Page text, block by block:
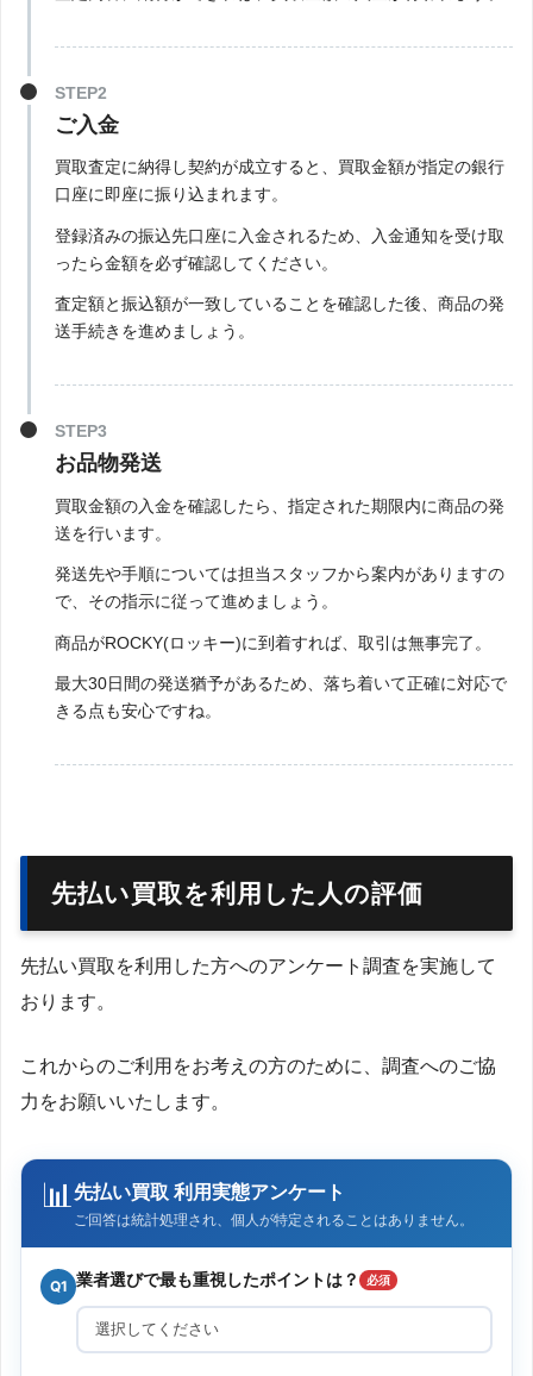
STEP2
ご入金
買取査定に納得し契約が成立すると、買取金額が指定の銀行
口座に即座に振り込まれます。
登録済みの振込先口座に入金されるため、入金通知を受け取
ったら金額を必ず確認してください。
査定額と振込額が一致していることを確認した後、商品の発
送手続きを進めましょう。
STEP3
お品物発送
買取金額の入金を確認したら、指定された期限内に商品の発
送を行います。
発送先や手順については担当スタッフから案内がありますの
で、その指示に従って進めましょう。
商品がROCKY(ロッキー)に到着すれば、取引は無事完了。
最大30日間の発送猶予があるため、落ち着いて正確に対応で
きる点も安心ですね。
先払い買取を利用した人の評価
先払い買取を利用した方へのアンケート調査を実施して
おります。
これからのご利用をお考えの方のために、調査へのご協
力をお願いいたします。
📊先払い買取 利用実態アンケート
ご回答は統計処理され、個人が特定されることはありません。
Q1 業者選びで最も重視したポイントは？ 必須